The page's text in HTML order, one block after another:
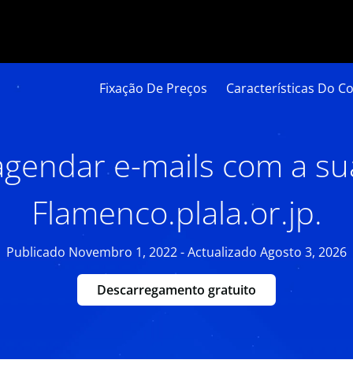
Fixação De Preços Características Do
e-mails com a
Flamenco.plala.or.jp.
Publicado Novembro 1, 2022 - Actualizado Agosto 3, 2026
Descarregamento gratuito